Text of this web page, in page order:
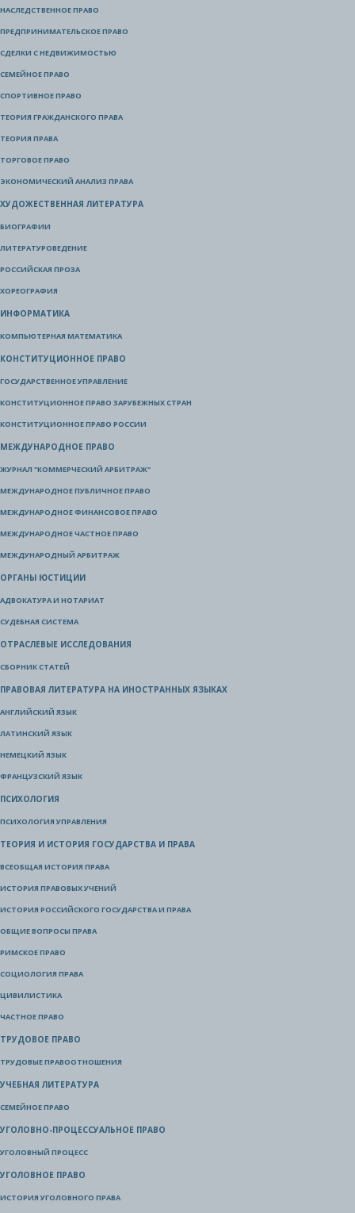
НАСЛЕДСТВЕННОЕ ПРАВО
ПРЕДПРИНИМАТЕЛЬСКОЕ ПРАВО
СДЕЛКИ С НЕДВИЖИМОСТЬЮ
СЕМЕЙНОЕ ПРАВО
СПОРТИВНОЕ ПРАВО
ТЕОРИЯ ГРАЖДАНСКОГО ПРАВА
ТЕОРИЯ ПРАВА
ТОРГОВОЕ ПРАВО
ЭКОНОМИЧЕСКИЙ АНАЛИЗ ПРАВА
ХУДОЖЕСТВЕННАЯ ЛИТЕРАТУРА
БИОГРАФИИ
ЛИТЕРАТУРОВЕДЕНИЕ
РОССИЙСКАЯ ПРОЗА
ХОРЕОГРАФИЯ
ИНФОРМАТИКА
КОМПЬЮТЕРНАЯ МАТЕМАТИКА
КОНСТИТУЦИОННОЕ ПРАВО
ГОСУДАРСТВЕННОЕ УПРАВЛЕНИЕ
КОНСТИТУЦИОННОЕ ПРАВО ЗАРУБЕЖНЫХ СТРАН
КОНСТИТУЦИОННОЕ ПРАВО РОССИИ
МЕЖДУНАРОДНОЕ ПРАВО
ЖУРНАЛ "КОММЕРЧЕСКИЙ АРБИТРАЖ"
МЕЖДУНАРОДНОЕ ПУБЛИЧНОЕ ПРАВО
МЕЖДУНАРОДНОЕ ФИНАНСОВОЕ ПРАВО
МЕЖДУНАРОДНОЕ ЧАСТНОЕ ПРАВО
МЕЖДУНАРОДНЫЙ АРБИТРАЖ
ОРГАНЫ ЮСТИЦИИ
АДВОКАТУРА И НОТАРИАТ
СУДЕБНАЯ СИСТЕМА
ОТРАСЛЕВЫЕ ИССЛЕДОВАНИЯ
СБОРНИК СТАТЕЙ
ПРАВОВАЯ ЛИТЕРАТУРА НА ИНОСТРАННЫХ ЯЗЫКАХ
АНГЛИЙСКИЙ ЯЗЫК
ЛАТИНСКИЙ ЯЗЫК
НЕМЕЦКИЙ ЯЗЫК
ФРАНЦУЗСКИЙ ЯЗЫК
ПСИХОЛОГИЯ
ПСИХОЛОГИЯ УПРАВЛЕНИЯ
ТЕОРИЯ И ИСТОРИЯ ГОСУДАРСТВА И ПРАВА
ВСЕОБЩАЯ ИСТОРИЯ ПРАВА
ИСТОРИЯ ПРАВОВЫХ УЧЕНИЙ
ИСТОРИЯ РОССИЙСКОГО ГОСУДАРСТВА И ПРАВА
ОБЩИЕ ВОПРОСЫ ПРАВА
РИМСКОЕ ПРАВО
СОЦИОЛОГИЯ ПРАВА
ЦИВИЛИСТИКА
ЧАСТНОЕ ПРАВО
ТРУДОВОЕ ПРАВО
ТРУДОВЫЕ ПРАВООТНОШЕНИЯ
УЧЕБНАЯ ЛИТЕРАТУРА
СЕМЕЙНОЕ ПРАВО
УГОЛОВНО-ПРОЦЕССУАЛЬНОЕ ПРАВО
УГОЛОВНЫЙ ПРОЦЕСС
УГОЛОВНОЕ ПРАВО
ИСТОРИЯ УГОЛОВНОГО ПРАВА